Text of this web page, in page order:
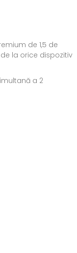
de 1,5 de
la orice dispozitiv
a 2